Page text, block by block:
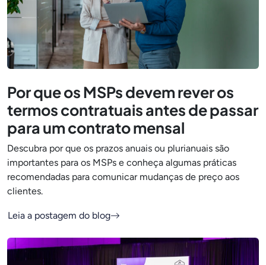
Por que os MSPs devem rever os
termos contratuais antes de passar
para um contrato mensal
Descubra por que os prazos anuais ou plurianuais são
importantes para os MSPs e conheça algumas práticas
recomendadas para comunicar mudanças de preço aos
clientes.
Leia a postagem do blog